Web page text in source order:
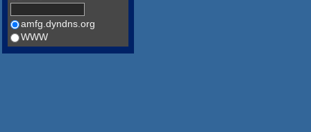
amfg.dyndns.org
WWW